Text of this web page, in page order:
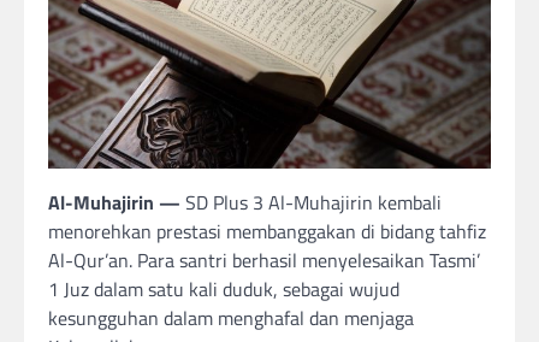
Al-Muhajirin — SD Plus 3 Al-Muhajirin kembali
menorehkan prestasi membanggakan di bidang tahfiz
Al-Qur’an. Para santri berhasil menyelesaikan Tasmi’
1 Juz dalam satu kali duduk, sebagai wujud
kesungguhan dalam menghafal dan menjaga